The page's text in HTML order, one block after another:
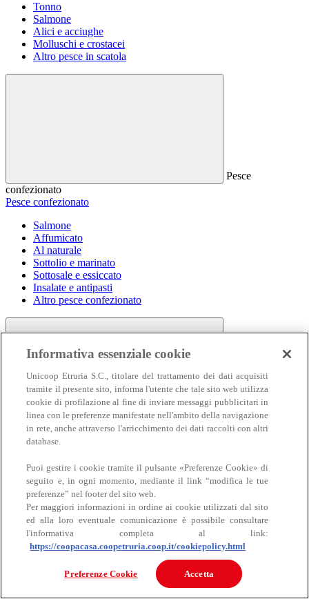
Tonno
Salmone
Alici e acciughe
Molluschi e crostacei
Altro pesce in scatola
Pesce
confezionato
Pesce confezionato
Salmone
Affumicato
Al naturale
Sottolio e marinato
Sottosale e essiccato
Insalate e antipasti
Altro pesce confezionato
Carne
Carne
Bovino
Informativa essenziale cookie
Unicoop Etruria S.C., titolare del trattamento dei dati acquisiti
tramite il presente sito, informa l'utente che tale sito web utilizza
cookie di profilazione al fine di inviare messaggi pubblicitari in
linea con le preferenze manifestate nell'ambito della navigazione
in rete, anche attraverso l'arricchimento dei dati raccolti con altri
database.
Puoi gestire i cookie tramite il pulsante «Preferenze Cookie» di
seguito e, in ogni momento, mediante il link “modifica le tue
preferenze” nel footer del sito web.
Per maggiori informazioni in ordine ai cookie utilizzati dal sito
ed alla loro eventuale comunicazione è possibile consultare
l'informativa completa al link:
https://coopacasa.coopetruria.coop.it/cookiepolicy.html
Preferenze Cookie Accetta